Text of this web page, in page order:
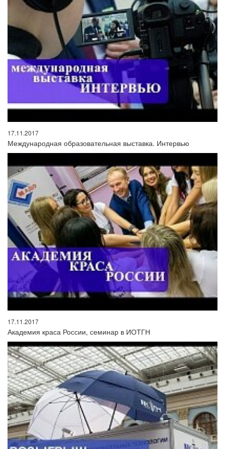
17.11.2017
Международная образовательная выставка. Интервью
17.11.2017
Академия краса России, семинар в ИОТГН